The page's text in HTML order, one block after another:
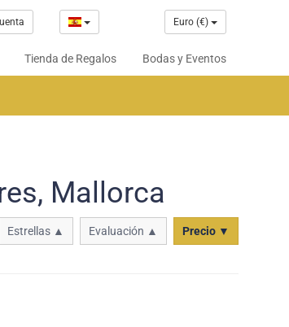
Euro (€)
Tienda de Regalos Bodas y Eventos
Mallorca
Estrellas ▲ Evaluación ▲ Precio ▼